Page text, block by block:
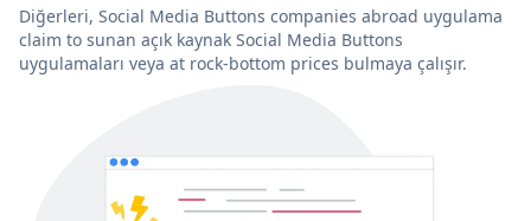
Diğerleri, Social Media Buttons companies abroad uygulama
claim to sunan açık kaynak Social Media Buttons
uygulamaları veya at rock-bottom prices bulmaya çalışır.